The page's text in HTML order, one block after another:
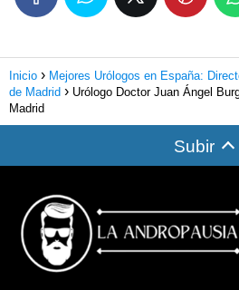
Inicio Mejores Urólogos en España:
de Madrid
Urólogo Doctor Juan Ángel
Madrid
Subir